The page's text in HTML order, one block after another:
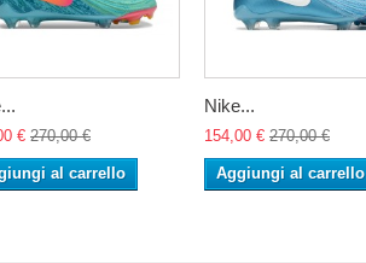
€ 270,00 €
al carrello
Nike...
154,00 € 270,00 €
Aggiungi al carrello